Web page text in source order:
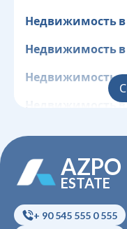
Недвижимость
Недвижимость в
Недвижимость
Недвижимость
Недвижимость в
Недвижимость в
Недвижимость
Недвижимость в
AZPO
ESTATE
+ 90 545 555 0 555